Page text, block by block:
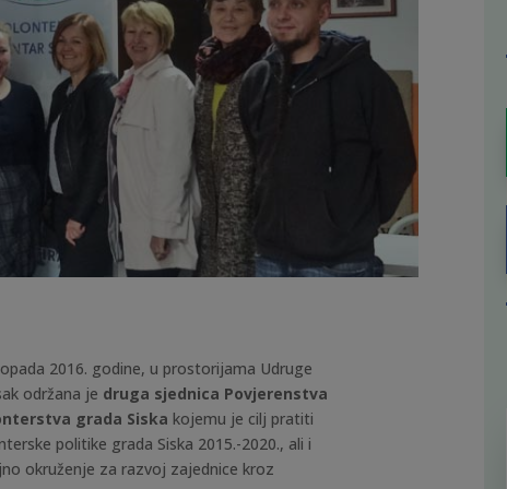
2016. godine, u prostorijama Udruge
održana je druga sjednica Povjerenstva
grada Siska kojemu je cilj pratiti
politike grada Siska 2015.-2020., ali i
okruženje za razvoj zajednice kroz